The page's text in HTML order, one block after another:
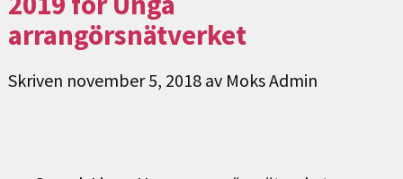
arrangörsnätverket
Skriven november 5, 2018 av Moks Admin